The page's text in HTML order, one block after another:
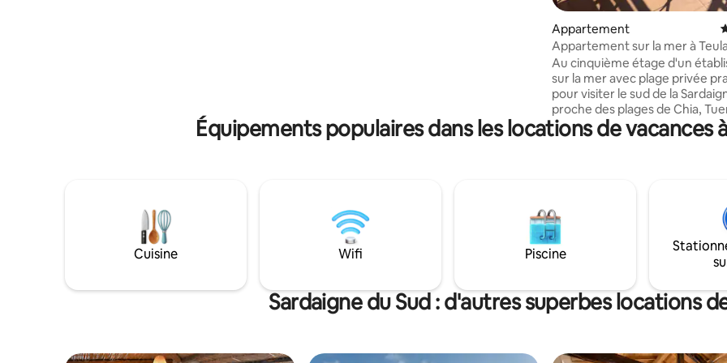
Appartement
Appartement sur la mer à
Nave »
Au cinquième étage d'un
sur la mer avec plage privée
pour visiter le sud de la Sardaigne. Il
proche des plages de Chia,
Porto Pino. L’appartement comprend
Une petite cuisine avec deux
chaleur ; Télévision ; Depuis les balcons,
vous pourrez profiter d'une
le golfe de Teulada.
IT111089C2000Q5260
Équipements populaires dans les locations de vacances
Cuisine Wifi Piscine
Sardaigne du Sud : d'autres superbes locations